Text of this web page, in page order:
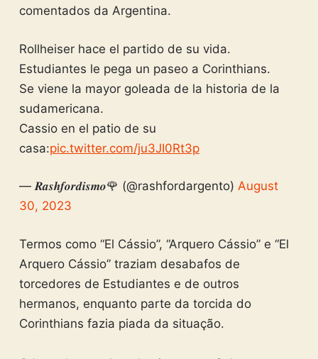
comentados da Argentina.
Rollheiser hace el partido de su vida.
Estudiantes le pega un paseo a Corinthians.
Se viene la mayor goleada de la historia de la
sudamericana.
Cassio en el patio de su
casa:pic.twitter.com/ju3JI0Rt3p
— 𝑹𝒂𝒔𝒉𝒇𝒐𝒓𝒅𝒊𝒔𝒎𝒐🌹 (@rashfordargento) August
30, 2023
Termos como “El Cássio”, “Arquero Cássio” e “El
Arquero Cássio” traziam desabafos de
torcedores de Estudiantes e de outros
hermanos, enquanto parte da torcida do
Corinthians fazia piada da situação.